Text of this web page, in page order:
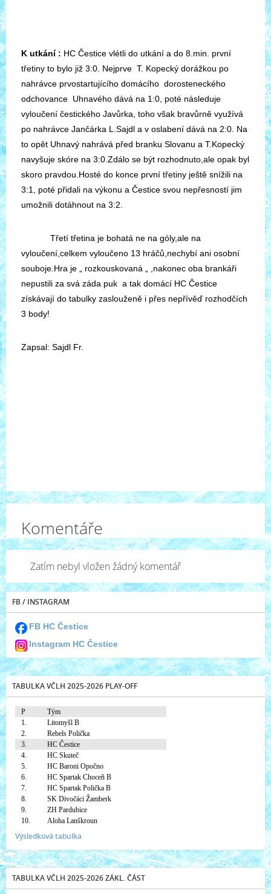
K utkání : HC Čestice vlétli do utkání a do 8.min. první
třetiny to bylo již 3:0. Nejprve T. Kopecký dorážkou po
nahrávce prvostartujícího domácího dorosteneckého
odchovance Uhnavého dává na 1:0, poté následuje
vyloučení čestického Javůrka, toho však bravůrně využívá
po nahrávce Jančárka L.Sajdl a v oslabení dává na 2:0. Na
to opět Uhnavý nahrává před branku Slovanu a T.Kopecký
navyšuje skóre na 3:0.Zdálo se být rozhodnuto,ale opak byl
skoro pravdou.Hosté do konce první třetiny ještě snížili na
3:1, poté přidali na výkonu a Čestice svou nepřesností jim
umožnili dotáhnout na 3:2.
Třetí třetina je bohatá ne na góly,ale na
vyloučení,celkem vyloučeno 13 hráčů,nechybí ani osobní
souboje.Hra je „ rozkouskovaná „ ,nakonec oba brankáři
nepustili za svá záda puk a tak domácí HC Čestice
získávají do tabulky zaslouženě i přes nepřívěď rozhodčích
3 body!
Zapsal: Sajdl Fr.
Komentáře
Zatím nebyl vložen žádný komentář
FB / INSTAGRAM
FB HC Čestice
Instagram HC Čestice
TABULKA VČLH 2025-2026 PLAY-OFF
P
Tým
1.
Litomyšl B
2.
Rebels Polička
3.
HC Čestice
4.
HC Skuteč
5.
HC Baroni Opočno
6.
HC Spartak Choceň B
7.
HC Spartak Polička B
8.
SK Divočáci Žamberk
9.
ZH Pardubice
10.
Aloha Lanškroun
Výsledková tabulka
TABULKA VČLH 2025-2026 ZÁKL. ČÁST